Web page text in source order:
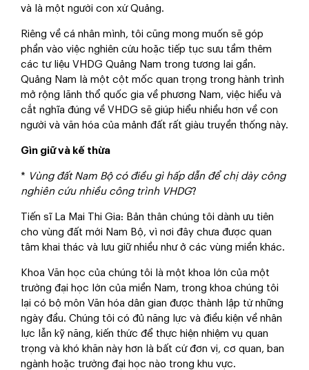
và là một người con xứ Quảng.
Riêng về cá nhân mình, tôi cũng mong muốn sẽ góp
phần vào việc nghiên cứu hoặc tiếp tục sưu tầm thêm
các tư liệu VHDG Quảng Nam trong tương lai gần.
Quảng Nam là một cột mốc quan trọng trong hành trình
mở rộng lãnh thổ quốc gia về phương Nam, việc hiểu và
cắt nghĩa đúng về VHDG sẽ giúp hiểu nhiều hơn về con
người và văn hóa của mảnh đất rất giàu truyền thống này.
Gìn giữ và kế thừa
* Vùng đất Nam Bộ có điều gì hấp dẫn để chị dày công
nghiên cứu nhiều công trình VHDG?
Tiến sĩ La Mai Thi Gia: Bản thân chúng tôi dành ưu tiên
cho vùng đất mới Nam Bộ, vì nơi đây chưa được quan
tâm khai thác và lưu giữ nhiều như ở các vùng miền khác.
Khoa Văn học của chúng tôi là một khoa lớn của một
trường đại học lớn của miền Nam, trong khoa chúng tôi
lại có bộ môn Văn hóa dân gian được thành lập từ những
ngày đầu. Chúng tôi có đủ năng lực và điều kiện về nhân
lực lẫn kỹ năng, kiến thức để thực hiện nhiệm vụ quan
trọng và khó khăn này hơn là bất cứ đơn vị, cơ quan, ban
ngành hoặc trường đại học nào trong khu vực.